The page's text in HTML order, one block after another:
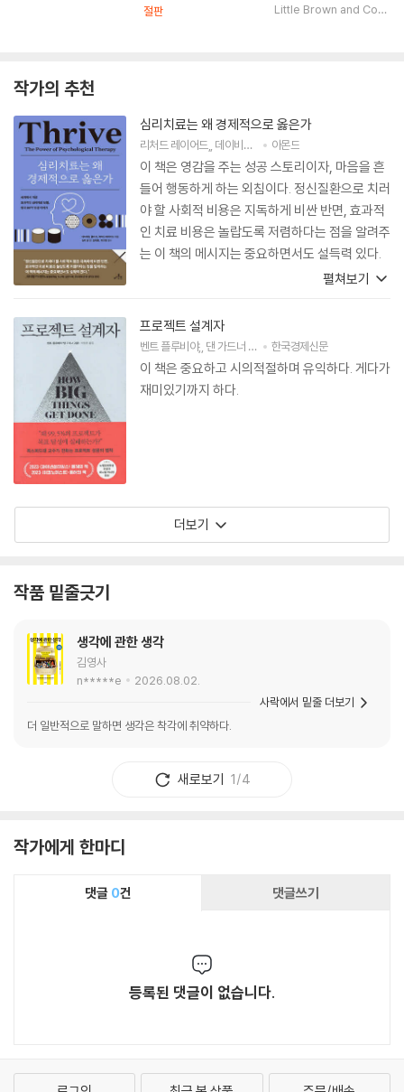
절판
Little Brown and Com
작가의 추천
심리치료는 왜 경제적으로 옳은가
리처드 레이어드 데이비드 클라크 저솝희
아몬드
이 책은 영감을 주는 성공 스토리이자, 마음을 흔
들어 행동하게 하는 외침이다. 정신질환으로 치러
야 할 사회적 비용은 지독하게 비싼 반면, 효과적
인 치료 비용은 놀랍도록 저렴하다는 점을 알려주
는 이 책의 메시지는 중요하면서도 설득력 있다.
펼쳐보기
프로젝트 설계자
벤트 플루비야, 댄 가드너 박영준역
한국경제신문
이 책은 중요하고 시의적절하며 유익하다. 게다가
재미있기까지 하다.
더보기
작품 밑줄긋기
생각에 관한 생각
김영사
n*****e
2026.08.02.
더 일반적으로 말하면 생각은 착각에 취약하다.
사락에서 밑줄 더보기
새로보기 1/4
작가에게 한마디
댓글 0건 댓글쓰기
등록된 댓글이 없습니다.